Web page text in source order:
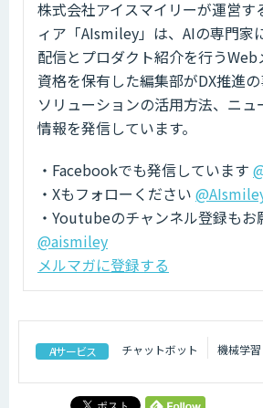
株式会社アイスマイリーが運営す
ィア「AIsmiley」は、AIの専門家
配信とプロダクト紹介を行うWeb
資格を保有した編集部がDX推進
ソリューションの活用方法、ニュ
情報を発信しています。
・Facebookでも発信しています
・Xもフォローください
・Youtubeのチャンネル登録もお
@aismiley
メルマガに登録する
AIサービス チャットボット 機械学習